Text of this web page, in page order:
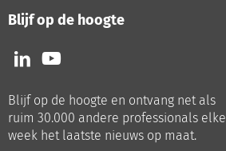
Blijf op de hoogte
Volg
ons
LinkedIn
Volg
ons
Youtube
Blijf op de hoogte en ontvang net als
ruim 30.000 andere professionals elke
week het laatste nieuws op maat.